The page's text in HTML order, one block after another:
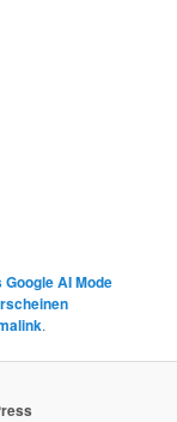
Google AI Mode
.